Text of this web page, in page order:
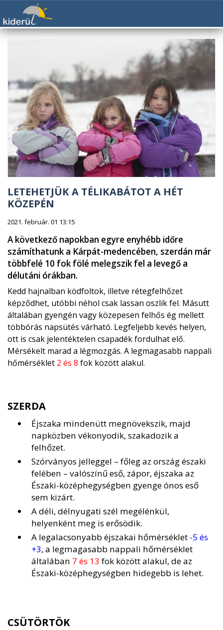
LETEHETJÜK A TÉLIKABÁTOT A HÉT
KÖZEPÉN
2021. február. 01 13:15
A következő napokban egyre enyhébb időre
számíthatunk a Kárpát-medencében, szerdán már
többfelé 10 fok fölé melegszik fel a levegő a
délutáni órákban.
Kedd hajnalban ködfoltok, illetve rétegfelhőzet
képződhet, utóbbi néhol csak lassan oszlik fel. Másutt
általában gyengén vagy közepesen felhős ég mellett
többórás napsütés várható. Legfeljebb kevés helyen,
ott is csak jelentéktelen csapadék fordulhat elő.
Mérsékelt marad a légmozgás. A legmagasabb nappali
hőmérséklet 2 és 8 fok között alakul.
SZERDA
Éjszaka mindenütt megnövekszik, majd
napközben vékonyodik, szakadozik a
felhőzet.
Szórványos jelleggel – főleg az ország északi
felében – valószínű eső, zápor, éjszaka az
Északi-középhegységben gyenge ónos eső
sem kizárt.
A déli, délnyugati szél megélénkül,
helyenként meg is erősödik.
A legalacsonyabb éjszakai hőmérséklet -5 és
+3, a legmagasabb nappali hőmérséklet
általában 7 és 13 fok között alakul, de az
Északi-középhegységben hidegebb is lehet.
CSÜTÖRTÖK